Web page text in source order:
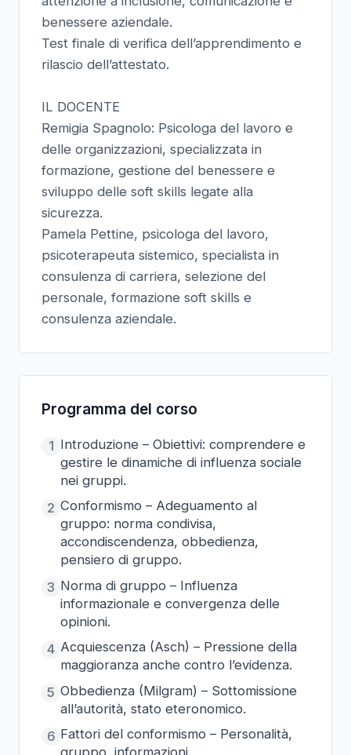
benessere aziendale.
Test finale di verifica dell’apprendimento e
rilascio dell’attestato.
IL DOCENTE
Remigia Spagnolo: Psicologa del lavoro e
delle organizzazioni, specializzata in
formazione, gestione del benessere e
sviluppo delle soft skills legate alla
sicurezza.
Pamela Pettine, psicologa del lavoro,
psicoterapeuta sistemico, specialista in
consulenza di carriera, selezione del
personale, formazione soft skills e
consulenza aziendale.
Programma del corso
1 Introduzione – Obiettivi: comprendere e
gestire le dinamiche di influenza sociale
nei gruppi.
2 Conformismo – Adeguamento al
gruppo: norma condivisa,
accondiscendenza, obbedienza,
pensiero di gruppo.
3 Norma di gruppo – Influenza
informazionale e convergenza delle
opinioni.
4 Acquiescenza (Asch) – Pressione della
maggioranza anche contro l’evidenza.
5 Obbedienza (Milgram) – Sottomissione
all’autorità, stato eteronomico.
6 Fattori del conformismo – Personalità,